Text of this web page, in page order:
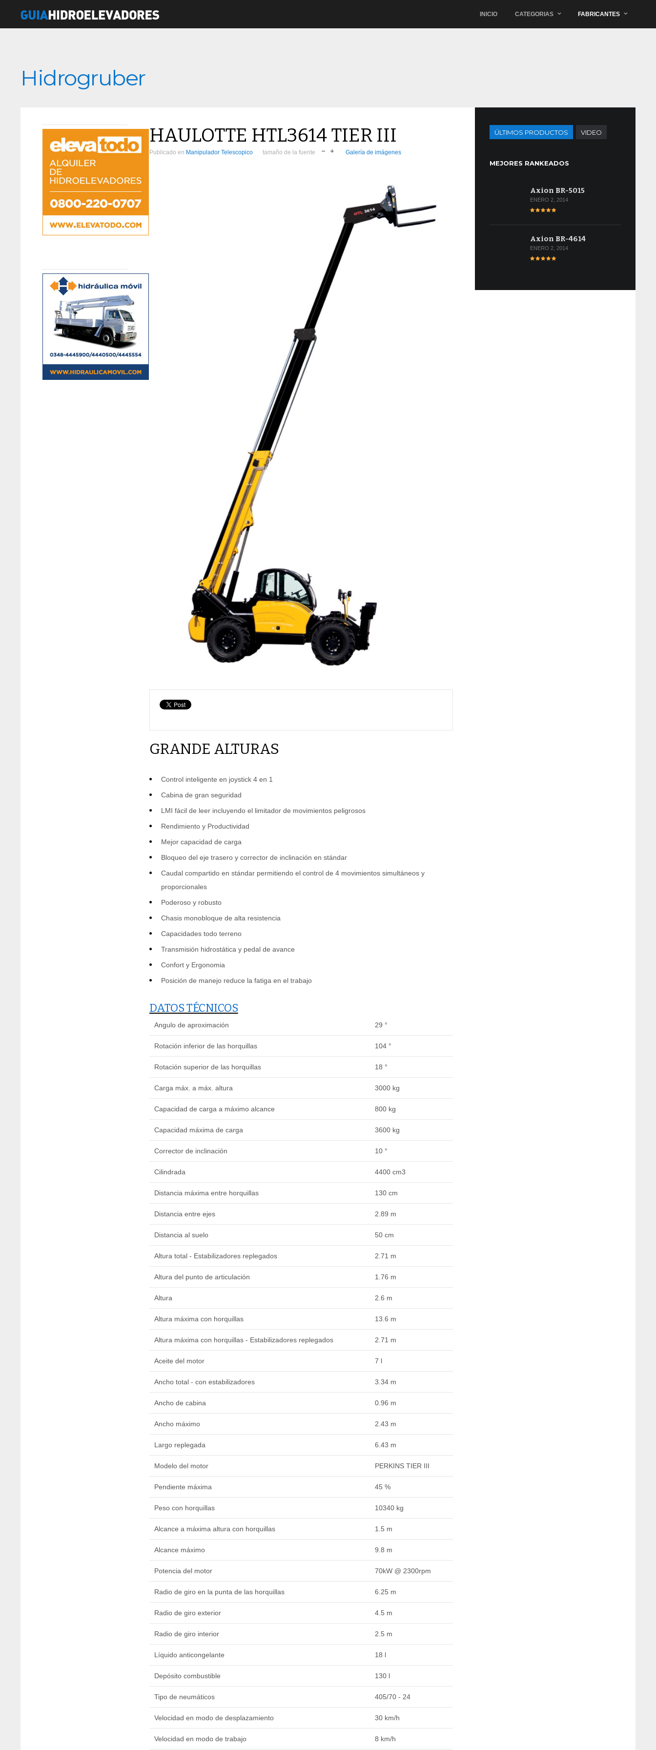
INICIO CATEGORIAS FABRICANTES
Hidrogruber
HAULOTTE HTL3614 TIER III
Publicado en Manipulador Telescopico tamaño de la fuente Galería de imágenes
GRANDE ALTURAS
Control inteligente en joystick 4 en 1
Cabina de gran seguridad
LMI fácil de leer incluyendo el limitador de movimientos peligrosos
Rendimiento y Productividad
Mejor capacidad de carga
Bloqueo del eje trasero y corrector de inclinación en stándar
Caudal compartido en stándar permitiendo el control de 4 movimientos simultáneos y
proporcionales
Poderoso y robusto
Chasis monobloque de alta resistencia
Capacidades todo terreno
Transmisión hidrostática y pedal de avance
Confort y Ergonomia
Posición de manejo reduce la fatiga en el trabajo
DATOS TÉCNICOS
Angulo de aproximación 29 °
Rotación inferior de las horquillas 104 °
Rotación superior de las horquillas 18 °
Carga máx. a máx. altura 3000 kg
Capacidad de carga a máximo alcance 800 kg
Capacidad máxima de carga 3600 kg
Corrector de inclinación 10 °
Cilindrada 4400 cm3
Distancia máxima entre horquillas 130 cm
Distancia entre ejes 2.89 m
Distancia al suelo 50 cm
Altura total - Estabilizadores replegados 2.71 m
Altura del punto de articulación 1.76 m
Altura 2.6 m
Altura máxima con horquillas 13.6 m
Altura máxima con horquillas - Estabilizadores replegados 2.71 m
Aceite del motor 7 l
Ancho total - con estabilizadores 3.34 m
Ancho de cabina 0.96 m
Ancho máximo 2.43 m
Largo replegada 6.43 m
Modelo del motor PERKINS TIER III
Pendiente máxima 45 %
Peso con horquillas 10340 kg
Alcance a máxima altura con horquillas 1.5 m
Alcance máximo 9.8 m
Potencia del motor 70kW @ 2300rpm
Radio de giro en la punta de las horquillas 6.25 m
Radio de giro exterior 4.5 m
Radio de giro interior 2.5 m
Líquido anticongelante 18 l
Depósito combustible 130 l
Tipo de neumáticos 405/70 - 24
Velocidad en modo de desplazamiento 30 km/h
Velocidad en modo de trabajo 8 km/h
ÚLTIMOS PRODUCTOS VIDEO
MEJORES RANKEADOS
Axion BR-5015
ENERO 2, 2014
Axion BR-4614
ENERO 2, 2014